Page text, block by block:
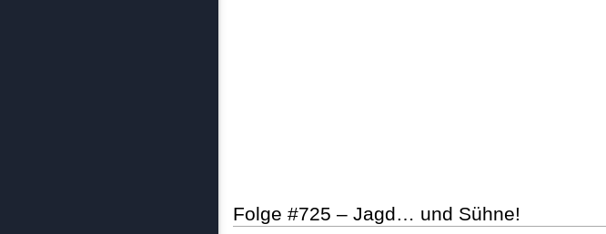
Folge #725 – Jagd… und Sühne!